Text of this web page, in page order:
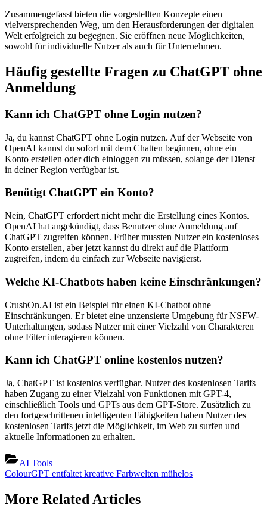
Zusammengefasst bieten die vorgestellten Konzepte einen
vielversprechenden Weg, um den Herausforderungen der digitalen
Welt erfolgreich zu begegnen. Sie eröffnen neue Möglichkeiten,
sowohl für individuelle Nutzer als auch für Unternehmen.
Häufig gestellte Fragen zu ChatGPT ohne
Anmeldung
Kann ich ChatGPT ohne Login nutzen?
Ja, du kannst ChatGPT ohne Login nutzen. Auf der Webseite von
OpenAI kannst du sofort mit dem Chatten beginnen, ohne ein
Konto erstellen oder dich einloggen zu müssen, solange der Dienst
in deiner Region verfügbar ist.
Benötigt ChatGPT ein Konto?
Nein, ChatGPT erfordert nicht mehr die Erstellung eines Kontos.
OpenAI hat angekündigt, dass Benutzer ohne Anmeldung auf
ChatGPT zugreifen können. Früher mussten Nutzer ein kostenloses
Konto erstellen, aber jetzt kannst du direkt auf die Plattform
zugreifen, indem du einfach zur Webseite navigierst.
Welche KI-Chatbots haben keine Einschränkungen?
CrushOn.AI ist ein Beispiel für einen KI-Chatbot ohne
Einschränkungen. Er bietet eine unzensierte Umgebung für NSFW-
Unterhaltungen, sodass Nutzer mit einer Vielzahl von Charakteren
ohne Filter interagieren können.
Kann ich ChatGPT online kostenlos nutzen?
Ja, ChatGPT ist kostenlos verfügbar. Nutzer des kostenlosen Tarifs
haben Zugang zu einer Vielzahl von Funktionen mit GPT-4,
einschließlich Tools und GPTs aus dem GPT-Store. Zusätzlich zu
den fortgeschrittenen intelligenten Fähigkeiten haben Nutzer des
kostenlosen Tarifs jetzt die Möglichkeit, im Web zu surfen und
aktuelle Informationen zu erhalten.
AI Tools
Beitragsnavigation
Next
ColourGPT entfaltet kreative Farbwelten mühelos
More Related Articles